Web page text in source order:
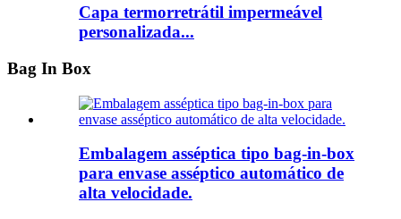
Capa termorretrátil impermeável
personalizada...
Bag In Box
Embalagem asséptica tipo bag-in-box
para envase asséptico automático de
alta velocidade.